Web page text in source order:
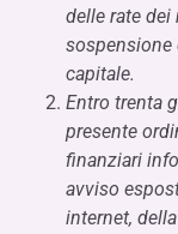
delle rate
sospensione
capitale.
Entro trenta
presente
finanziari
avviso
internet,